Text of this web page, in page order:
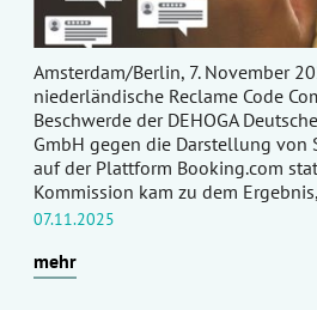
Amsterdam/Berlin, 7. November
niederländische Reclame Code
Beschwerde der DEHOGA
GmbH gegen die Darstellung von
auf der Plattform Booking.com
Kommission kam zu dem
07.11.2025
mehr